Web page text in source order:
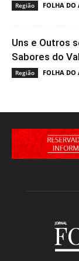
Região FOLHA DO
Uns e Outros
Sabores do
Região FOLHA DO